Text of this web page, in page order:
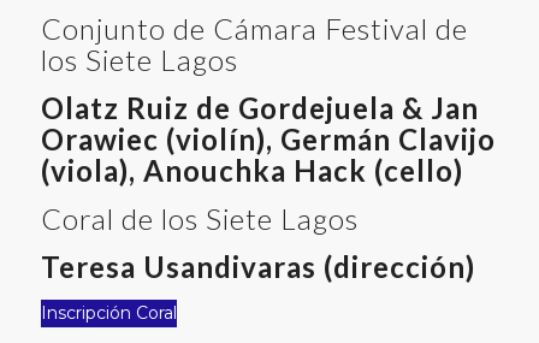
Conjunto de Cámara Festival de
los Siete Lagos
Olatz Ruiz de Gordejuela & Jan
Orawiec (violín), Germán Clavijo
(viola), Anouchka Hack (cello)
Coral de los Siete Lagos
Teresa Usandivaras (dirección)
Inscripción Coral